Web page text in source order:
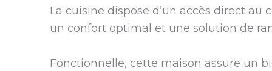
La cuisine dispose d’un accès direct au
un confort optimal et une solution de
Fonctionnelle, cette maison assure un